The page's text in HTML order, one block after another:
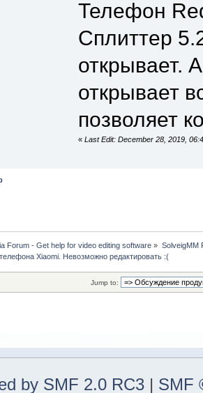
Телефон
Cплиттер
открывает.
открывает
позволяет
« Last Edit: December 28, 2019,
Forum - Get help for video editing software » SolveigMM
Xiaomi. Невозможно редактировать :(
Jump to:
by SMF 2.0 RC3 | SMF